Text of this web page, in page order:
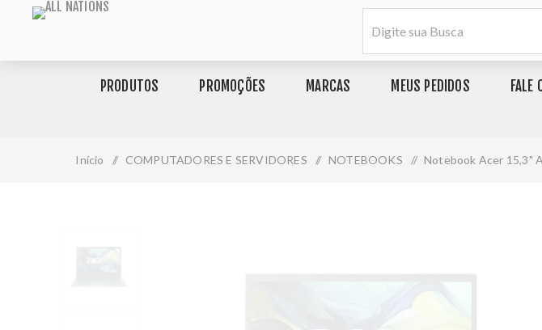
PRODUTOS PROMOÇÕES MARCAS MEUS PEDIDOS FALE
Início / COMPUTADORES E SERVIDORES / NOTEBOOKS / Notebook Acer 15,3"